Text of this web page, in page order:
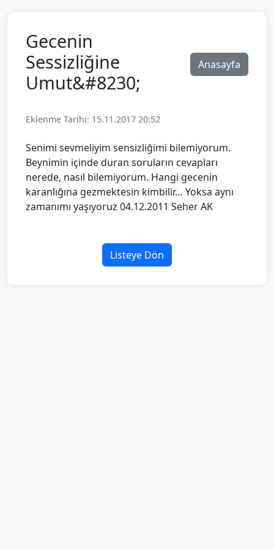
Gecenin
Sessizliğine
Umut&#8230;
Anasayfa
Eklenme Tarihi: 15.11.2017 20:52
Senimi sevmeliyim sensizliğimi bilemiyorum.
Beynimin içinde duran soruların cevapları
nerede, nasıl bilemiyorum. Hangi gecenin
karanlığına gezmektesin kimbilir… Yoksa aynı
zamanımı yaşıyoruz 04.12.2011 Seher AK
Listeye Dön